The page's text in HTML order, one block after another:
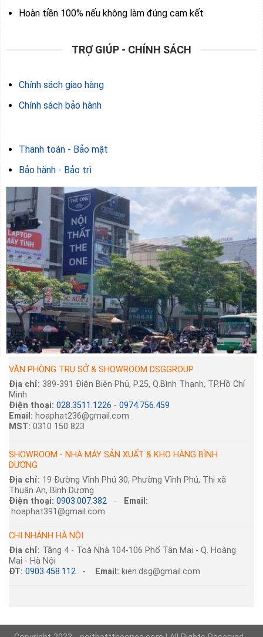
Hoàn tiền 100% nếu không làm đúng cam kết
TRỢ GIÚP - CHÍNH SÁCH
Chính sách giao hàng
Chính sách bảo hành
Thanh toán - Bảo mật
Bảo hành - Bảo trì
VĂN PHÒNG TRỤ SỞ & SHOWROOM DSGGROUP
Địa chỉ: 389-391 Điện Biên Phủ, P.25, Q.Bình Thạnh, TP.Hồ Chí
Minh
Điện thoại: 028.3511.1226 - 0974.756.459
Email: hoaphat236@gmail.com
MST: 0310 150 823
SHOWROOM - NHÀ MÁY SẢN XUẤT & KHO HÀNG BÌNH
DƯƠNG
Địa chỉ: 19 Đường Vĩnh Phú 30, Phường Vĩnh Phú, Thị xã
Thuận An, Bình Dương
Điện thoại: 0903.007.382- Email:
hoaphat391@gmail.com
CHI NHÁNH HÀ NỘI
Địa chỉ: Tầng 4 - Toà Nhà 104-106 Phố Tân Mai - Q. Hoàng
Mai - Hà Nội
ĐT: 0903.458.112- Email: kien.dsg@gmail.com